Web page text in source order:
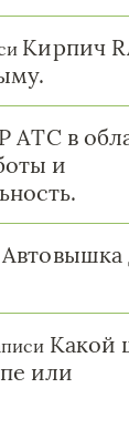
Кирпич
ATC в
и
Автовышка
Какой
или